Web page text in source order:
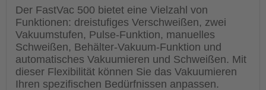
Der FastVac 500 bietet eine Vielzahl von
Funktionen: dreistufiges Verschweißen, zwei
Vakuumstufen, Pulse-Funktion, manuelles
Schweißen, Behälter-Vakuum-Funktion und
automatisches Vakuumieren und Schweißen. Mit
dieser Flexibilität können Sie das Vakuumieren
Ihren spezifischen Bedürfnissen anpassen.